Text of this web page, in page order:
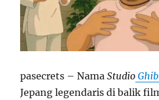
pasecrets – NamaStudio
Jepang legendaris di balik